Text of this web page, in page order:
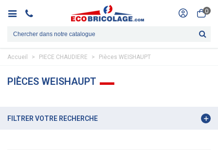
0
Accueil > PIECE CHAUDIERE > Pièces WEISHAUPT
PIÈCES WEISHAUPT
FILTRER VOTRE RECHERCHE